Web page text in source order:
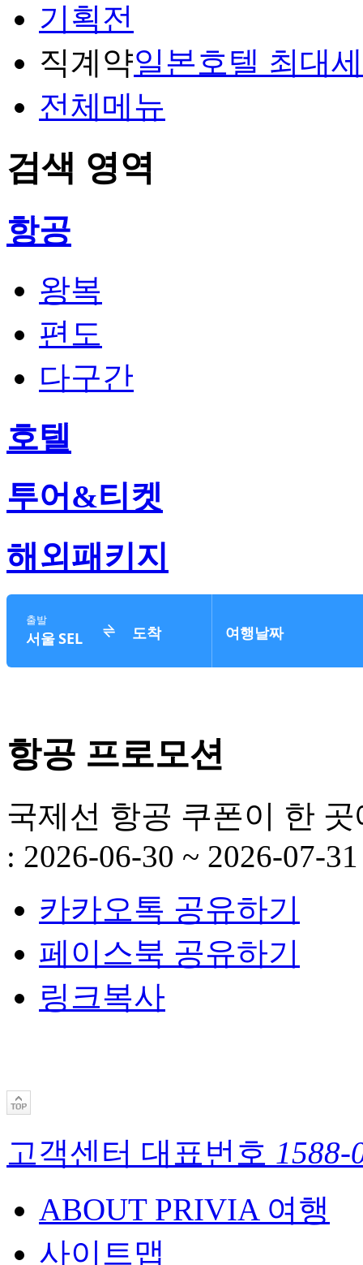
기획전
직계약일본호텔 최대
전체메뉴
검색 영역
항공
왕복
편도
다구간
호텔
투어&티켓
해외패키지
항공 프로모션
국제선 항공 쿠폰이 한 곳
: 2026-06-30 ~ 2026-07-31
카카오톡 공유하기
페이스북 공유하기
링크복사
고객센터 대표번호 1588-
ABOUT PRIVIA 여행
사이트맵